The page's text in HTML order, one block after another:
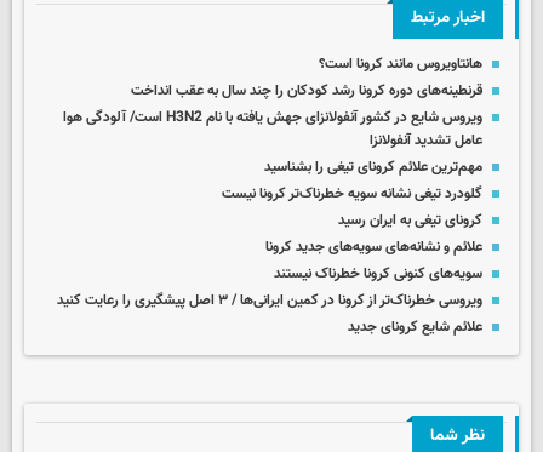
اخبار مرتبط
هانتاویروس مانند کرونا است؟
قرنطینه‌های دوره کرونا رشد کودکان را چند سال به عقب انداخت
ویروس شایع در کشور آنفولانزای جهش یافته با نام H3N2 است/ آلودگی هوا
عامل تشدید آنفولانزا
مهم‌ترین علائم کرونای تیغی را بشناسید
گلودرد تیغی نشانه سویه خطرناک‌تر کرونا نیست
کرونای تیغی به ایران رسید
علائم و نشانه‌های سویه‌های جدید کرونا
سویه‌های کنونی کرونا خطرناک نیستند
ویروسی خطرناک‌تر از کرونا در کمین ایرانی‌ها / ۳ اصل پیشگیری را رعایت کنید
علائم شایع کرونای جدید
نظر شما